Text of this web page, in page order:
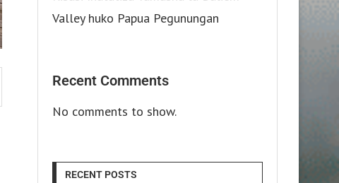
Valley huko Papua Pegunungan
Recent Comments
No comments to show.
RECENT POSTS